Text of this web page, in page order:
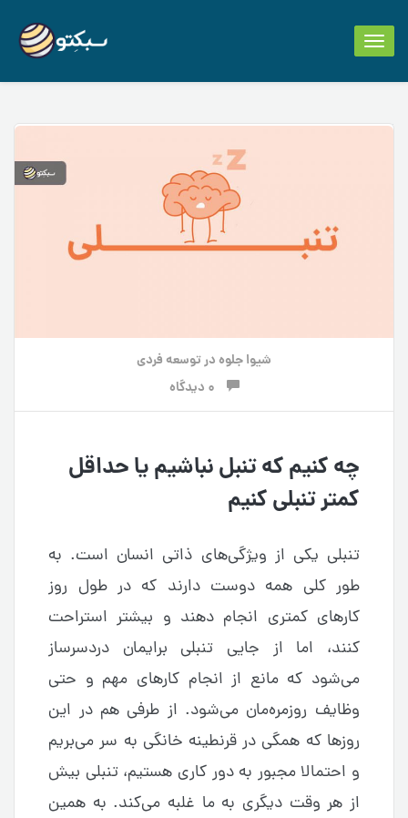
Toggle
navigation
شیوا جلوهدرتوسعه فردی
چه کنیم که تنبل نباشیم یا حداقل
کمتر تنبلی کنیم
تنبلی یکی از ویژگی‌های ذاتی انسان است. به
طور کلی همه دوست دارند که در طول روز
کارهای کمتری انجام دهند و بیشتر استراحت
کنند، اما از جایی تنبلی برایمان دردسرساز
می‌شود که مانع از انجام کارهای مهم و حتی
وظایف روزمره‌مان می‌شود. از طرفی هم در این
روزها که همگی در قرنطینه خانگی به سر می‌بریم
و احتمالا مجبور به دور کاری هستیم، تنبلی بیش
از هر وقت دیگری به ما غلبه می‌کند. به همین